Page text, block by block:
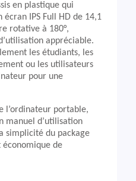
en plastique qui
IPS Full HD de 14,1
rotative à 180°,
appréciable.
les étudiants, les
ou les utilisateurs
pour une
l’ordinateur portable,
manuel d’utilisation
simplicité du package
de